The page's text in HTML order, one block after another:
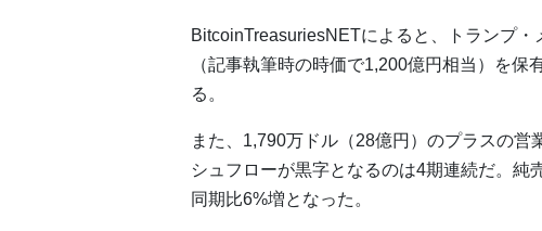
BitcoinTreasuriesNETによると、トランプ・
（記事執筆時の時価で1,200億円相当）を
る。
また、1,790万ドル（28億円）のプラスの
シュフローが黒字となるのは4期連続だ。純
同期比6%増となった。